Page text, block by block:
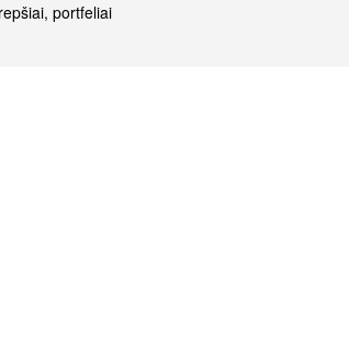
portfeliai